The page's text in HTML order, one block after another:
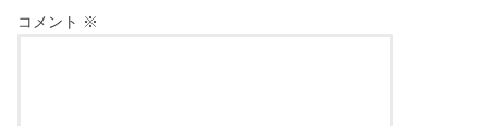
コメント ※